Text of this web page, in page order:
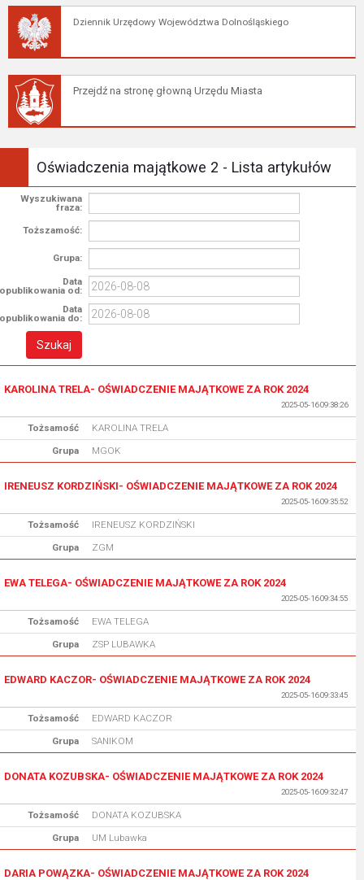
Dziennik Urzędowy Województwa Dolnośląskiego
Przejdź na stronę głowną Urzędu Miasta
Oświadczenia majątkowe 2 - Lista artykułów
Wyszukiwana
fraza:
Toższamość:
Grupa:
Data
opublikowania od:
Data
opublikowania do:
KAROLINA TRELA- OŚWIADCZENIE MAJĄTKOWE ZA ROK 2024
2025-05-16 09:38:26
Tożsamość
KAROLINA TRELA
Grupa
MGOK
IRENEUSZ KORDZIŃSKI- OŚWIADCZENIE MAJĄTKOWE ZA ROK 2024
2025-05-16 09:35:52
Tożsamość
IRENEUSZ KORDZIŃSKI
Grupa
ZGM
EWA TELEGA- OŚWIADCZENIE MAJĄTKOWE ZA ROK 2024
2025-05-16 09:34:55
Tożsamość
EWA TELEGA
Grupa
ZSP LUBAWKA
EDWARD KACZOR- OŚWIADCZENIE MAJĄTKOWE ZA ROK 2024
2025-05-16 09:33:45
Tożsamość
EDWARD KACZOR
Grupa
SANIKOM
DONATA KOZUBSKA- OŚWIADCZENIE MAJĄTKOWE ZA ROK 2024
2025-05-16 09:32:47
Tożsamość
DONATA KOZUBSKA
Grupa
UM Lubawka
DARIA POWĄZKA- OŚWIADCZENIE MAJĄTKOWE ZA ROK 2024